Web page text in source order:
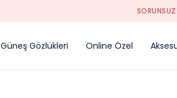
Güneş Gözlükleri Online Özel